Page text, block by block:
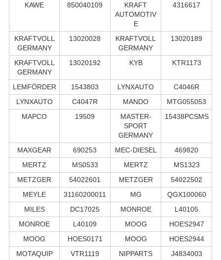
KAWE
850040109
KRAFT
AUTOMOTIV
E
4316617
KRAFTVOLL
GERMANY
13020028
KRAFTVOLL
GERMANY
13020189
KRAFTVOLL
GERMANY
13020192 KYB KTR1173
LEMFÖRDER 1543803 LYNXAUTO
C4046R
LYNXAUTO
C4047R MANDO
MTG055053
MAPCO
19509
MASTER-
SPORT
GERMANY
15438PCSMS
MAXGEAR 690253 MEC-DIESEL
469820
MERTZ
MS0533 MERTZ
MS1323
METZGER
54022601 METZGER
54022502
MEYLE
31160200011 MG
QGX100060
MILES
DC17025 MONROE
L40105
MONROE
L40109 MOOG
HOES2947
MOOG
HOES0171 MOOG
HOES2944
MOTAQUIP
VTR1119 NIPPARTS
J4834003